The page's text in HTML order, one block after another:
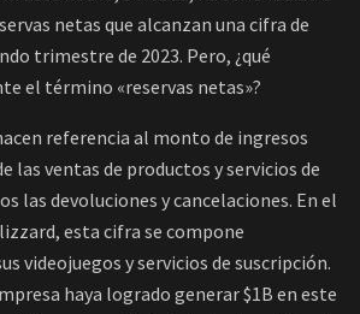
netas que alcanzan una cifra de
trimestre de 2023. Pero, ¿qué
el término «reservas netas»?
referencia al monto de ingresos
las ventas de productos y servicios de
las devoluciones y cancelaciones. En el
esta cifra se compone
videojuegos y servicios de suscripción.
haya logrado generar $1B en este